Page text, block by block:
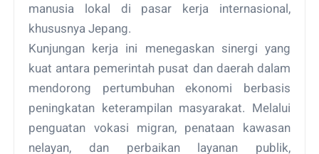
manusia lokal di pasar kerja internasional,
khususnya Jepang.
Kunjungan kerja ini menegaskan sinergi yang
kuat antara pemerintah pusat dan daerah dalam
mendorong pertumbuhan ekonomi berbasis
peningkatan keterampilan masyarakat. Melalui
penguatan vokasi migran, penataan kawasan
nelayan, dan perbaikan layanan publik,